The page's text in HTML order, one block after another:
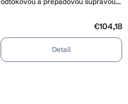
€104,18
Detail